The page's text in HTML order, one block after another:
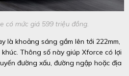
có mức giá 599 triệu đồng.
là khoảng sáng gầm lên tới 222mm,
Thông số này giúp Xforce có lợi
đường xấu, đường ngập hoặc địa